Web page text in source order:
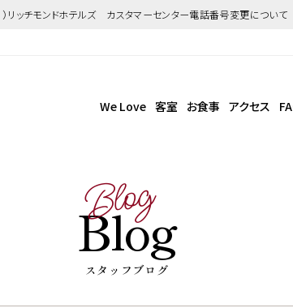
）リッチモンドホテルズ カスタマーセンター電話番号変更につい
We Love 客室 お食事 アクセス
Blog
Blog
スタッフブログ